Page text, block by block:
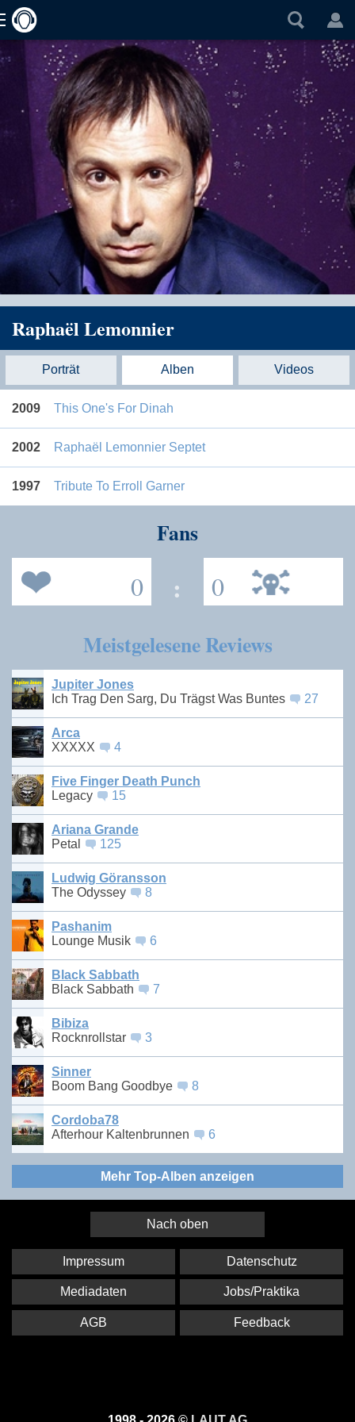
Raphaël Lemonnier
Porträt Alben Videos
2009 This One's For Dinah
2002 Raphaël Lemonnier Septet
1997 Tribute To Erroll Garner
Fans
0 : 0
Meistgelesene Reviews
Jupiter Jones
Ich Trag Den Sarg, Du Trägst Was Buntes
27
Arca
XXXXX
4
Five Finger Death Punch
Legacy
15
Ariana Grande
Petal
125
Ludwig Göransson
The Odyssey
8
Pashanim
Lounge Musik
6
Black Sabbath
Black Sabbath
7
Bibiza
Rocknrollstar
3
Sinner
Boom Bang Goodbye
8
Cordoba78
Afterhour Kaltenbrunnen
6
Mehr Top-Alben anzeigen
Nach oben
Impressum Datenschutz
Mediadaten Jobs/Praktika
AGB Feedback